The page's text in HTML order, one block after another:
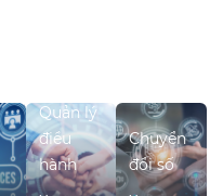
Quản lý
điều
hành
Chuyển
đổi số